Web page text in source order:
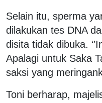
Selain itu, sperma
dilakukan tes DNA
disita tidak dibuka.
Apalagi untuk Saka
saksi yang
Toni berharap,